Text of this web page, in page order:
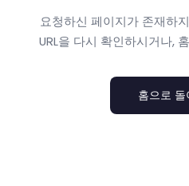
요청하신 페이지가 존재하
URL을 다시 확인하시거나,
홈으로 돌